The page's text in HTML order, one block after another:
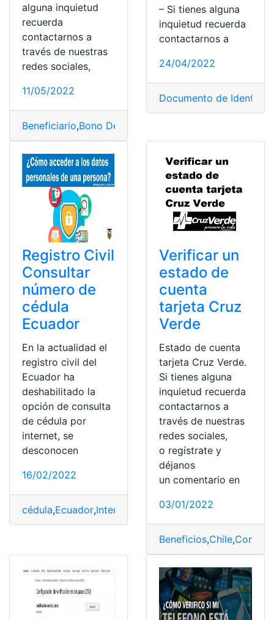
alguna inquietud
recuerda
contactarnos a
través de nuestras
redes sociales,
11/05/2022
Beneficiario,Bono Desarrollo Humano
– Si tienes alguna
inquietud recuerda
contactarnos a
24/04/2022
Documento de Identidad
Registro Civil
Consultar
número de
cédula
Ecuador
En la actualidad el
registro civil del
Ecuador ha
deshabilitado la
opción de consulta
de cédula por
internet, se
desconocen
16/02/2022
cédula,Ecuador,Internet Registro Civil,verificación
Verificar un
estado de
cuenta
tarjeta Cruz
Verde
Estado de cuenta
tarjeta Cruz Verde.
Si tienes alguna
inquietud recuerda
contactarnos a
través de nuestras
redes sociales,
o regístrate y
déjanos
un comentario en
03/01/2022
Beneficios,Chile,